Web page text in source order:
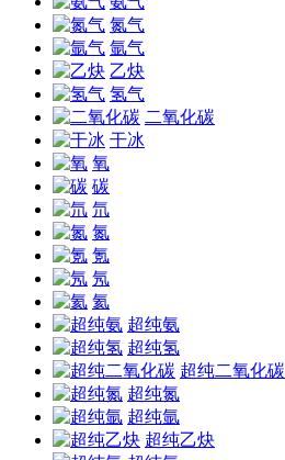
氮气
氩气
乙炔
氢气
二氧化碳
干冰
氧
碳
氘
氮
氪
氖
氦
超纯氨
超纯氢
超纯二氧化碳
超纯氮
超纯氩
超纯乙炔